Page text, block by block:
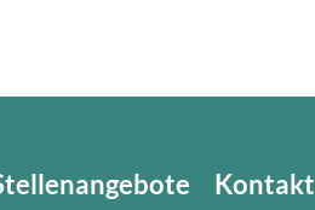
Kontakt